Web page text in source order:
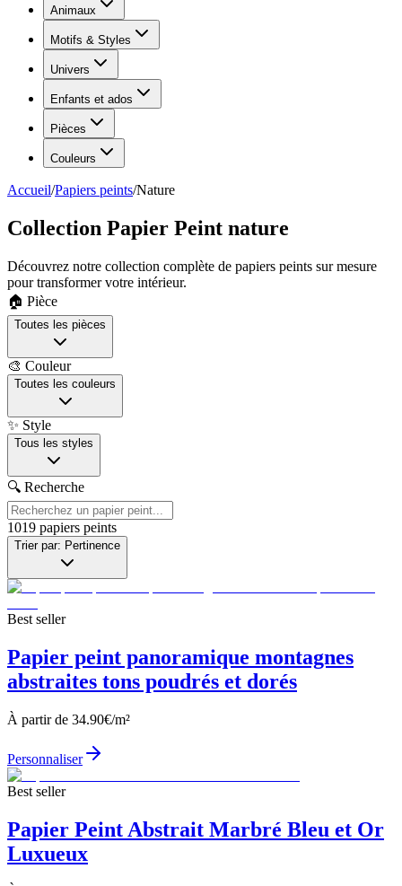
Animaux
Motifs & Styles
Univers
Enfants et ados
Pièces
Couleurs
Accueil/Papiers peints/Nature
Collection Papier Peint nature
Découvrez notre collection complète de papiers peints sur mesure
pour transformer votre intérieur.
🏠 Pièce
Toutes les pièces
🎨 Couleur
Toutes les couleurs
✨ Style
Tous les styles
🔍 Recherche
1019 papiers peints
Trier par: Pertinence
Best seller
Papier peint panoramique montagnes
abstraites tons poudrés et dorés
À partir de 34.90€/m²
Personnaliser
Best seller
Papier Peint Abstrait Marbré Bleu et Or
Luxueux